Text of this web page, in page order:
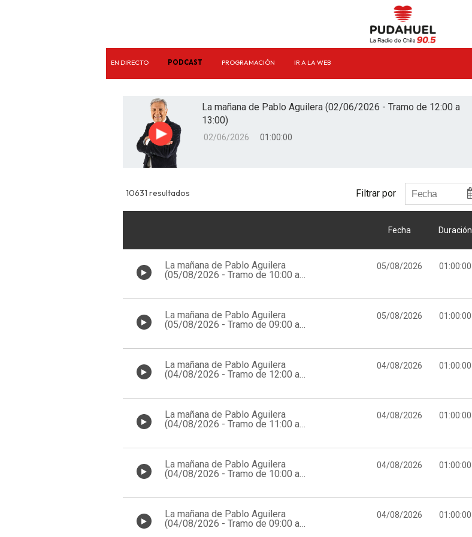
EN DIRECTO PODCAST PROGRAMACIÓN IR A LA WEB
Reproducir
La mañana de Pablo Aguilera (02/06/2026 - Tramo de 12:00 a
13:00)
02/06/2026 01:00:00
10631 resultados Filtrar por
Fecha Duración
La mañana de Pablo Aguilera
(05/08/2026 - Tramo de 10:00 a
05/08/2026 01:00:00
La mañana de Pablo Aguilera
(05/08/2026 - Tramo de 09:00 a
05/08/2026 01:00:00
La mañana de Pablo Aguilera
(04/08/2026 - Tramo de 12:00 a
04/08/2026 01:00:00
La mañana de Pablo Aguilera
(04/08/2026 - Tramo de 11:00 a
04/08/2026 01:00:00
La mañana de Pablo Aguilera
(04/08/2026 - Tramo de 10:00 a
04/08/2026 01:00:00
La mañana de Pablo Aguilera
(04/08/2026 - Tramo de 09:00 a
04/08/2026 01:00:00